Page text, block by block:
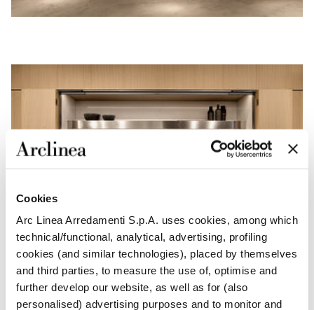
Cookies
Arc Linea Arredamenti S.p.A. uses cookies, among which
technical/functional, analytical, advertising, profiling
cookies (and similar technologies), placed by themselves
and third parties, to measure the use of, optimise and
further develop our website, as well as for (also
personalised) advertising purposes and to monitor and